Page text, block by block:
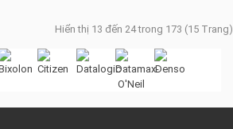
Hiển thị 13 đến 24 trong 173 (15 Trang)